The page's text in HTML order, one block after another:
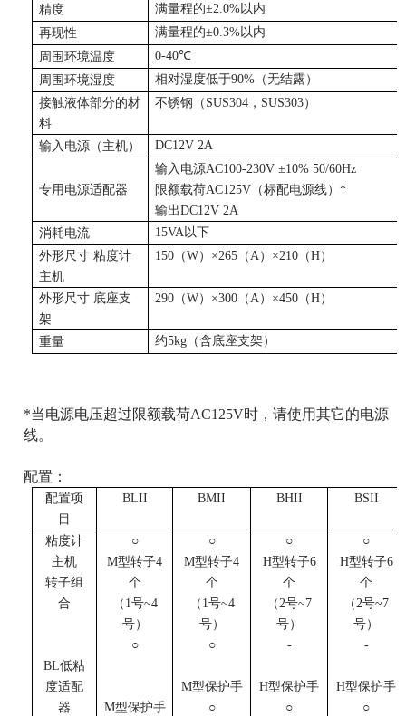
精度
满量程的±2.0%以内
再现性
满量程的±0.3%以内
周围环境温度
0-40℃
周围环境湿度
相对湿度低于90%（无结露）
接触液体部分的材
料
不锈钢（SUS304，SUS303）
输入电源（主机） DC12V 2A
专用电源适配器
输入电源AC100-230V ±10% 50/60Hz
限额载荷AC125V（标配电源线）*
输出DC12V 2A
消耗电流
15VA以下
外形尺寸 粘度计
主机
150（W）×265（A）×210（H）
外形尺寸 底座支
架
290（W）×300（A）×450（H）
重量 约5kg（含底座支架）
*当电源电压超过限额载荷AC125V时，请使用其它的电源
线。
配置：
配置项
目
BLII BMII BHII BSII
粘度计
主机
转子组
合
BL低粘
度适配
器
○
M型转子4
个
（1号~4
号）
○
M型保护手
○
M型转子4
个
（1号~4
号）
○
M型保护手
○
○
H型转子6
个
（2号~7
号）
-
H型保护手
○
○
H型转子6
个
（2号~7
号）
-
H型保护手
○